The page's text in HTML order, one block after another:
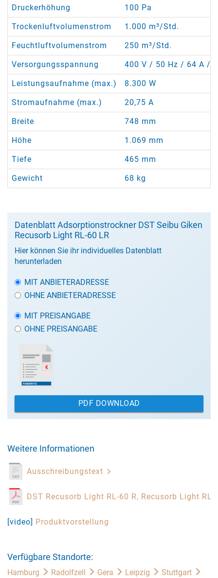
Druckerhöhung 100 Pa
Trockenluftvolumenstrom 1.000 m³/Std.
Feuchtluftvolumenstrom 250 m³/Std.
Versorgungsspannung 400 V / 50 Hz / 64 A /
Leistungsaufnahme (max.) 8.300 W
Stromaufnahme (max.) 20,75 A
Breite 748 mm
Höhe 1.069 mm
Tiefe 465 mm
Gewicht 68 kg
Datenblatt Adsorptionstrockner DST Seibu Giken
Recusorb Light RL-60 LR
Hier können Sie ihr individuelles Datenblatt
herunterladen
MIT ANBIETERADRESSE
OHNE ANBIETERADRESSE
MIT PREISANGABE
OHNE PREISANGABE
PDF DOWNLOAD
Weitere Informationen
Ausschreibungstext
DST Recusorb Light RL-60 R, Recusorb Light
[video] Produktvorstellung
Verfügbare Standorte:
Hamburg Radolfzell Gera Leipzig
Stuttgart